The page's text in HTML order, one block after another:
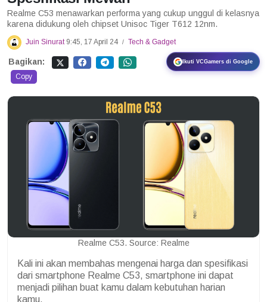
Realme C53 menawarkan performa yang cukup unggul di kelasnya
karena didukung oleh chipset Unisoc Tiger T612 12nm.
Juin Sinurat 9:45, 17 April 24 / Tech & Gadget
Ikuti VCGamers di Google
Bagikan:
Copy
Realme C53. Source: Realme
Kali ini akan membahas mengenai harga dan spesifikasi
dari smartphone Realme C53, smartphone ini dapat
menjadi pilihan buat kamu dalam kebutuhan harian
kamu.